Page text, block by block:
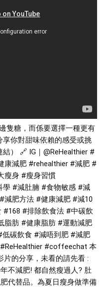
隻糖，而係要選擇一種更有
你對甜味依賴的感受或挑
） 🔗 IG｜@ReHealthier #
康減肥 #rehealthier #減肥 #
瘦身 #瘦身習慣
學 #減肚腩 #食物敏感 #減
#減肥方法 #健康減肥 #減10
#168 #排除飲食法 #中碳飲
脂肪 #健康脂肪 #運動減肥
低碳飲食 #減唔到肥 #減肥
#ReHealthier #coffeechat 本
的分享，未看的請先看 :
不減肥! 都自然瘦過人? 肚
代替品。為夏日瘦身做準備